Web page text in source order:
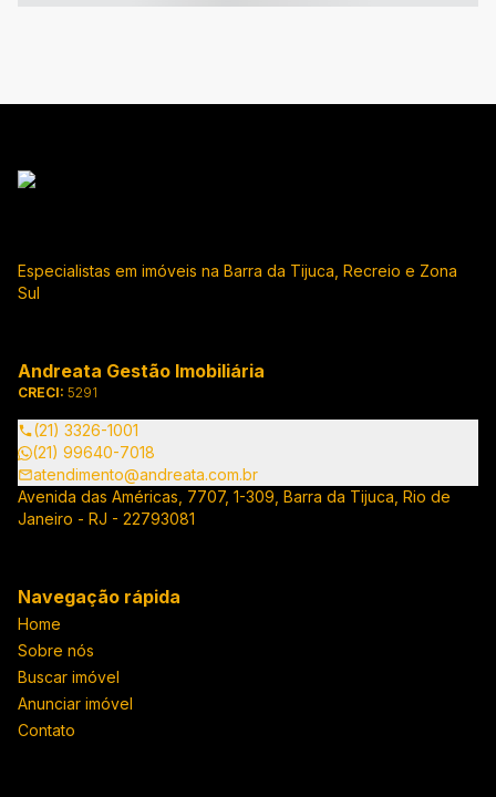
Especialistas em imóveis na Barra da Tijuca, Recreio e Zona
Sul
Andreata Gestão Imobiliária
CRECI: 5291
(21) 3326-1001
(21) 99640-7018
atendimento@andreata.com.br
Avenida das Américas, 7707, 1-309, Barra da Tijuca, Rio de
Janeiro - RJ - 22793081
Navegação rápida
Home
Sobre nós
Buscar imóvel
Anunciar imóvel
Contato